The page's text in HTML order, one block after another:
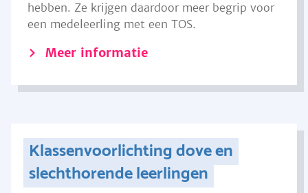
hebben. Ze krijgen daardoor meer begrip voor
een medeleerling met een TOS.
Meer informatie
Klassenvoorlichting dove en
slechthorende leerlingen